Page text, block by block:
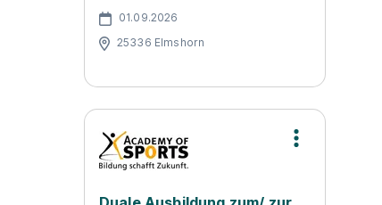
01.09.2026
25336 Elmshorn